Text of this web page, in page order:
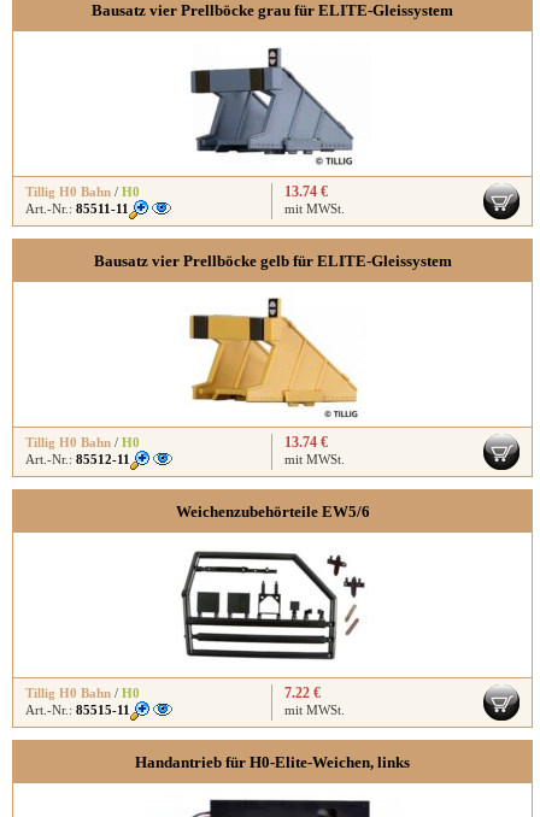
Bausatz vier Prellböcke grau für ELITE-Gleissystem
Tillig H0 Bahn / H0
Art.-Nr.: 85511-11
13.74 €
mit MWSt.
Bausatz vier Prellböcke gelb für ELITE-Gleissystem
Tillig H0 Bahn / H0
Art.-Nr.: 85512-11
13.74 €
mit MWSt.
Weichenzubehörteile EW5/6
Tillig H0 Bahn / H0
Art.-Nr.: 85515-11
7.22 €
mit MWSt.
Handantrieb für H0-Elite-Weichen, links